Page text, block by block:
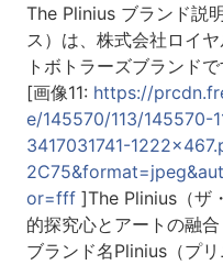
The Plinius ブランド説
ス）は、株式会社ロイ
トボトラーズブランドで
[画像11: https://
e/145570/113/145570-
3417031741-
or=fff]The Plinius（ザ
的探究心とアートの融合
ブランド名Plinius（プ